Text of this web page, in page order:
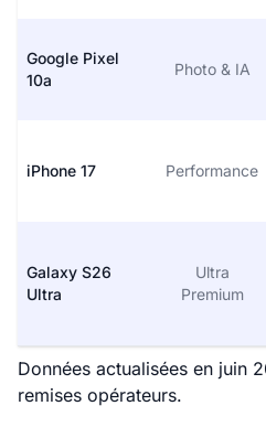
Google Pixel
10a
Photo & IA
iPhone 17 Performance
Galaxy S26
Ultra
Ultra
Premium
Données actualisées en juin
remises opérateurs.